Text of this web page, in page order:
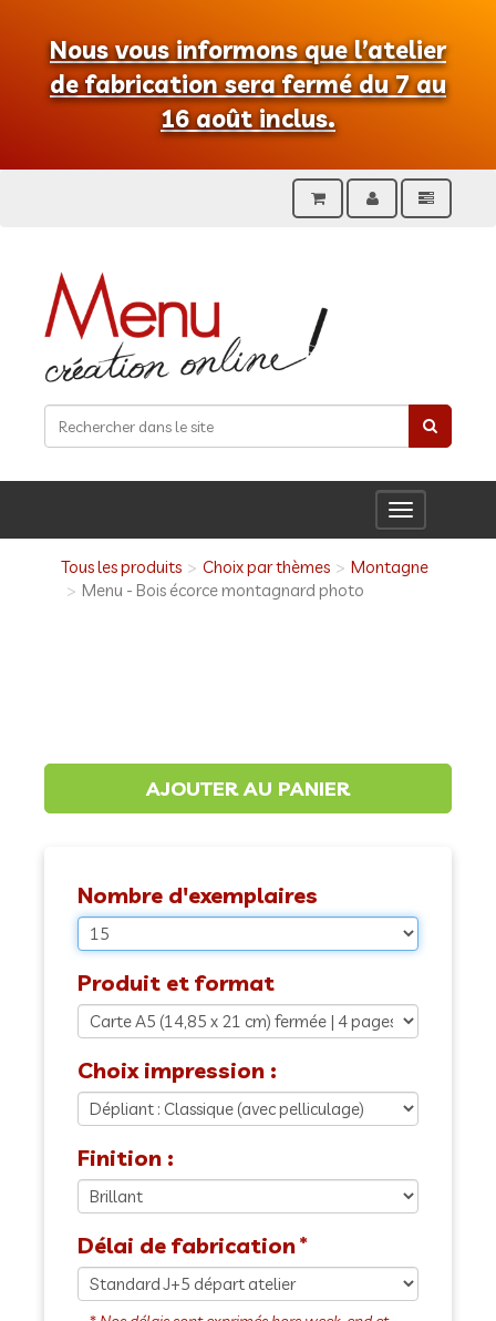
Nous vous informons que l’atelier
de fabrication sera fermé du 7 au
16 août inclus.
Toggle
navigation
Tous les produits
Choix par thèmes
Montagne
Menu - Bois écorce montagnard photo
Nombre d'exemplaires
Produit et format
Choix impression :
Finition :
Délai de fabrication